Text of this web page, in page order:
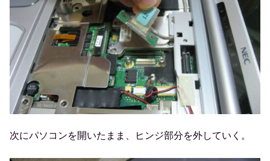
次にパソコンを開いたまま、ヒンジ部分を外していく。